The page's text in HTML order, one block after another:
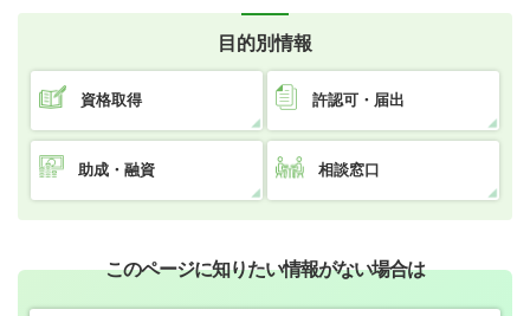
目的別情報
資格取得 許認可・届出
助成・融資 相談窓口
このページに知りたい情報がない場合は